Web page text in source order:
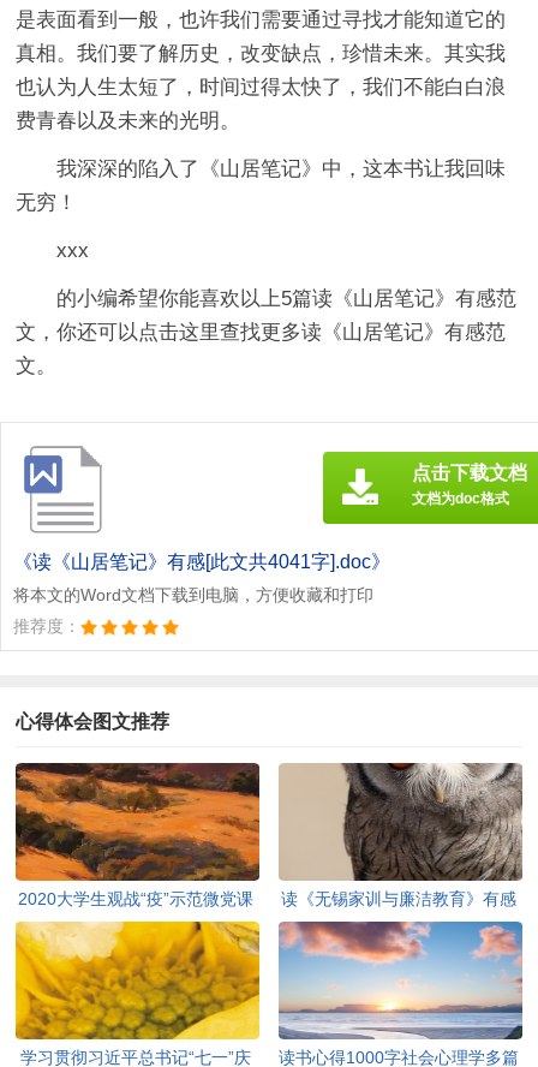
是表面看到一般，也许我们需要通过寻找才能知道它的
真相。我们要了解历史，改变缺点，珍惜未来。其实我
也认为人生太短了，时间过得太快了，我们不能白白浪
费青春以及未来的光明。
我深深的陷入了《山居笔记》中，这本书让我回味
无穷！
xxx
的小编希望你能喜欢以上5篇读《山居笔记》有感范
文，你还可以点击这里查找更多读《山居笔记》有感范
文。
《读《山居笔记》有感[此文共4041字].doc》
将本文的Word文档下载到电脑，方便收藏和打印
推荐度：
点击下载文档
文档为doc格式
心得体会图文推荐
2020大学生观战“疫”示范微党课
有感心得体会多篇[此文共4165
字]
读《无锡家训与廉洁教育》有感
[此文共1862字]
学习贯彻习近平总书记“七一”庆 读书心得1000字社会心理学多篇